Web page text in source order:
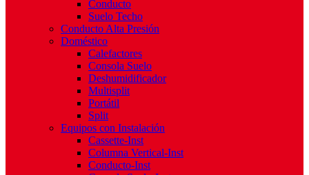
Conducto
Suelo Techo
Conducto Alta Presión
Doméstico
Calefactores
Consola Suelo
Deshumidificador
Multisplit
Portátil
Split
Equipos con Instalación
Cassette-Inst
Columna Vertical-Inst
Conducto-Inst